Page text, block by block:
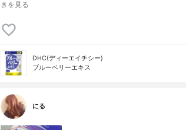
きを見る
DHC(ディーエイチシー)
ブルーベリーエキス
にる